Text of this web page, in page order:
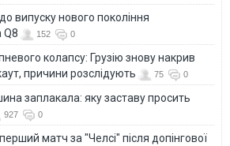
випуску нового покоління
Q8
152 0
колапсу: Грузію знову накрив
причини розслідують
75 0
заплакала: яку заставу просить
927 0
матч за "Челсі" після допінгової